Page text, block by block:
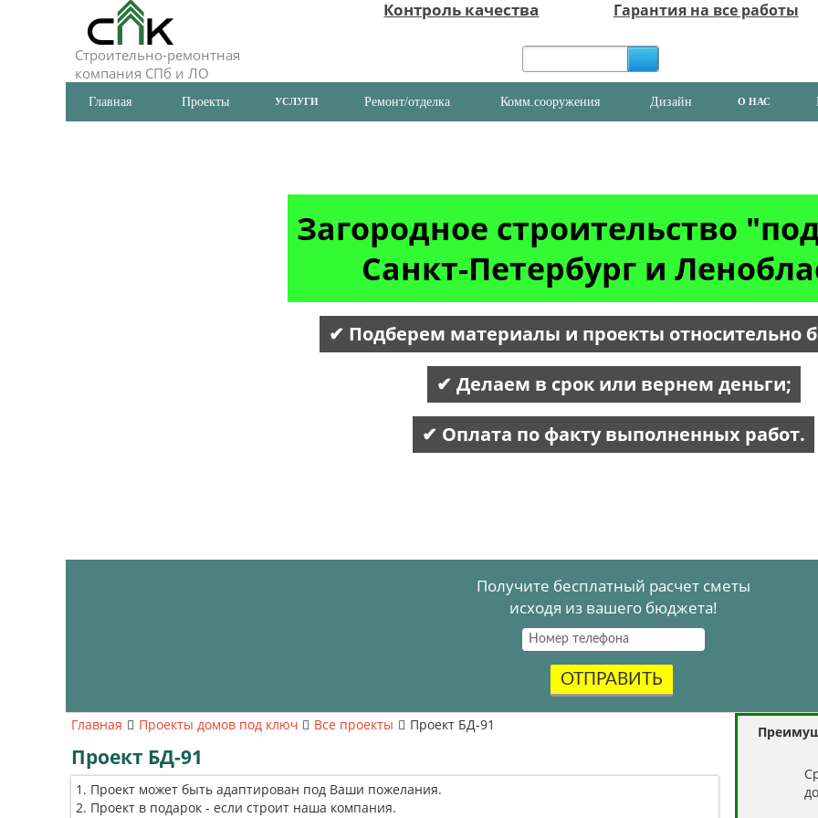
Контроль качества Гарантия на все работы
Строительно-ремонтная
компания СПб и ЛО
Главная Проекты УСЛУГИ Ремонт/отделка Комм.сооружения Дизайн О НАС
Загородное строительство
Санкт-Петербург и
✔ Подберем материалы и проекты относительно
✔ Делаем в срок или вернем деньги;
✔ Оплата по факту выполненных работ.
Получите бесплатный расчет сметы
исходя из вашего бюджета!
ОТПРАВИТЬ
Главная Проекты домов под ключ Все проекты Проект БД-91
Проект БД-91
Проект может быть адаптирован под Ваши пожелания.
Проект в подарок - если строит наша компания.